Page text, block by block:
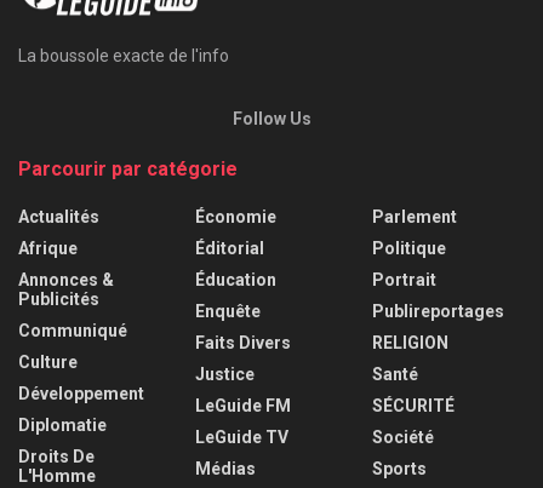
La boussole exacte de l'info
Follow Us
Parcourir par catégorie
Actualités
Afrique
Annonces &
Publicités
Communiqué
Culture
Développement
Diplomatie
Droits De
L'Homme
Économie
Éditorial
Éducation
Enquête
Faits Divers
Justice
LeGuide FM
LeGuide TV
Médias
Parlement
Politique
Portrait
Publireportages
RELIGION
Santé
SÉCURITÉ
Société
Sports